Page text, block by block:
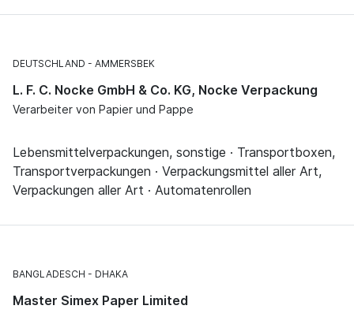
DEUTSCHLAND AMMERSBEK
L. F. C. Nocke GmbH & Co. KG, Nocke Verpackung
Verarbeiter von Papier und Pappe
Lebensmittelverpackungen, sonstige · Transportboxen,
Transportverpackungen · Verpackungsmittel aller Art,
Verpackungen aller Art · Automatenrollen
BANGLADESCH DHAKA
Master Simex Paper Limited